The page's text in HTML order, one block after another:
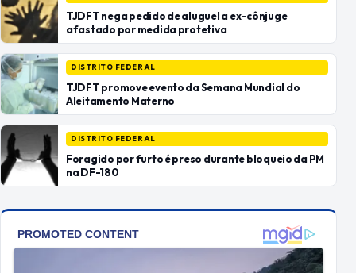
TJDFT nega pedido de aluguel a ex-cônjuge
afastado por medida protetiva
DISTRITO FEDERAL
TJDFT promove evento da Semana Mundial do
Aleitamento Materno
DISTRITO FEDERAL
Foragido por furto é preso durante bloqueio da PM
na DF-180